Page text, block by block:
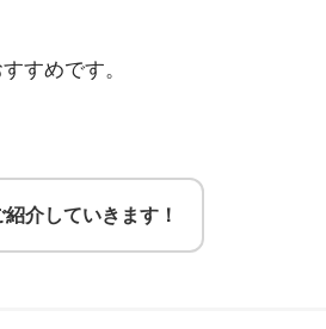
すめです。
紹介していきます！